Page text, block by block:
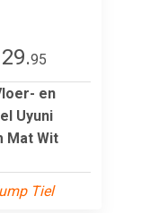
95
en
Uyuni
Mat Wit
Tiel